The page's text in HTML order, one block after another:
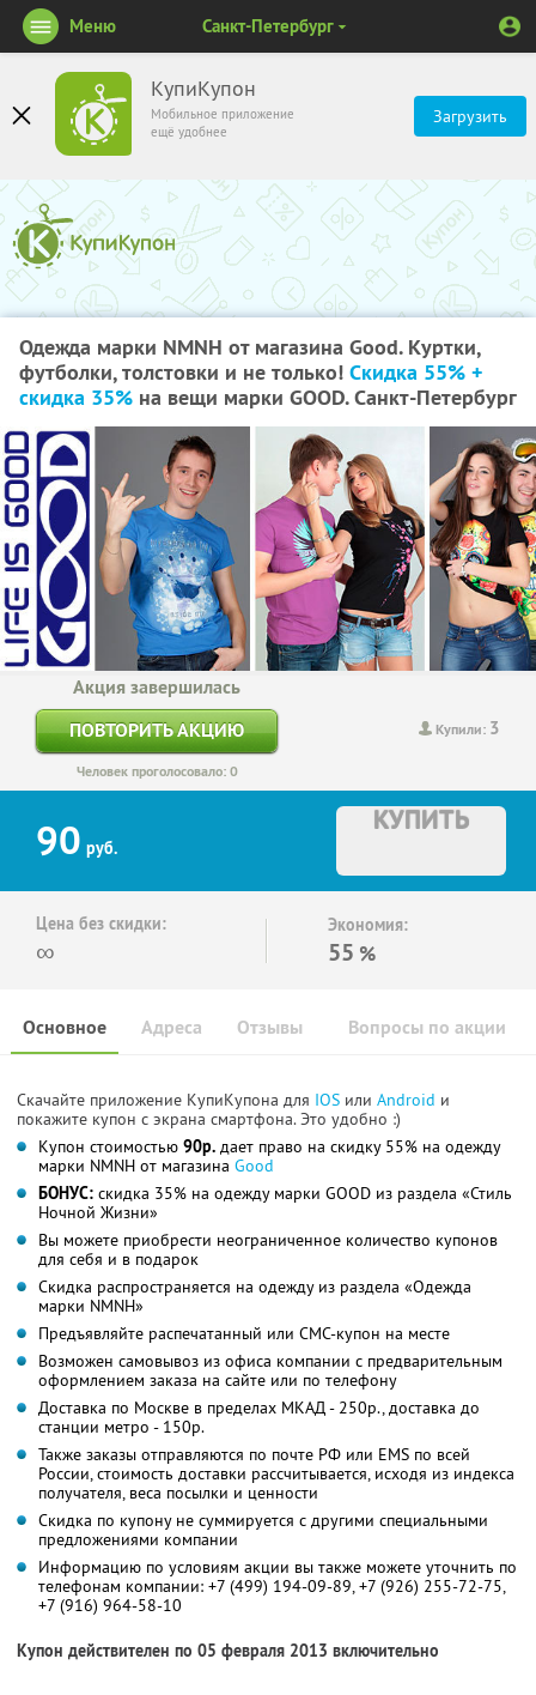
КупиКупон
Мобильное приложение
ещё удобнее
Загрузить
Меню Санкт-Петербург
Одежда марки NMNH от магазина Good. Куртки,
футболки, толстовки и не только! Скидка 55% +
скидка 35% на вещи марки GOOD. Санкт-Петербург
Купили: 3
Акция завершилась
ПОВТОРИТЬ АКЦИЮ
Человек проголосовало: 0
90 руб.
КУПИТЬ
Цена без скидки:
∞
Экономия:
55 %
Основное Отзывы Вопросы по акции
Адреса
Скачайте приложение КупиКупона для IOS или Android и
покажите купон с экрана смартфона. Это удобно :)
Купон стоимостью 90р. дает право на скидку 55% на одежду
марки NMNH от магазина Good
БОНУС: скидка 35% на одежду марки GOOD из раздела «Стиль
Ночной Жизни»
Вы можете приобрести неограниченное количество купонов
для себя и в подарок
Скидка распространяется на одежду из раздела «Одежда
марки NMNH»
Предъявляйте распечатанный или СМС-купон на месте
Возможен самовывоз из офиса компании с предварительным
оформлением заказа на сайте или по телефону
Доставка по Москве в пределах МКАД - 250р., доставка до
станции метро - 150р.
Также заказы отправляются по почте РФ или EMS по всей
России, стоимость доставки рассчитывается, исходя из индекса
получателя, веса посылки и ценности
Скидка по купону не суммируется с другими специальными
предложениями компании
Информацию по условиям акции вы также можете уточнить по
телефонам компании: +7 (499) 194-09-89, +7 (926) 255-72-75,
+7 (916) 964-58-10
Купон действителен по 05 февраля 2013 включительно